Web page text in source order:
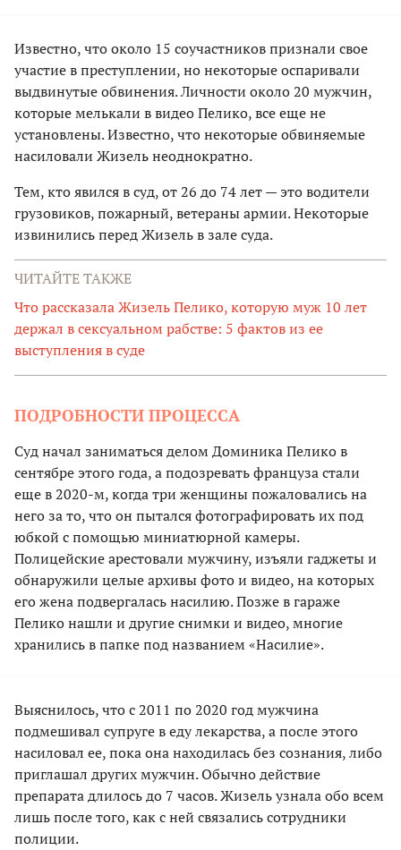
Известно, что около 15 соучастников признали свое
участие в преступлении, но некоторые оспаривали
выдвинутые обвинения. Личности около 20 мужчин,
которые мелькали в видео Пелико, все еще не
установлены. Известно, что некоторые обвиняемые
насиловали Жизель неоднократно.
Тем, кто явился в суд, от 26 до 74 лет — это водители
грузовиков, пожарный, ветераны армии. Некоторые
извинились перед Жизель в зале суда.
ЧИТАЙТЕ ТАКЖЕ
Что рассказала Жизель Пелико, которую муж 10 лет
держал в сексуальном рабстве: 5 фактов из ее
выступления в суде
ПОДРОБНОСТИ ПРОЦЕССА
Суд начал заниматься делом Доминика Пелико в
сентябре этого года, а подозревать француза стали
еще в 2020-м, когда три женщины пожаловались на
него за то, что он пытался фотографировать их под
юбкой с помощью миниатюрной камеры.
Полицейские арестовали мужчину, изъяли гаджеты и
обнаружили целые архивы фото и видео, на которых
его жена подвергалась насилию. Позже в гараже
Пелико нашли и другие снимки и видео, многие
хранились в папке под названием «Насилие».
Выяснилось, что с 2011 по 2020 год мужчина
подмешивал супруге в еду лекарства, а после этого
насиловал ее, пока она находилась без сознания, либо
приглашал других мужчин. Обычно действие
препарата длилось до 7 часов. Жизель узнала обо всем
лишь после того, как с ней связались сотрудники
полиции.